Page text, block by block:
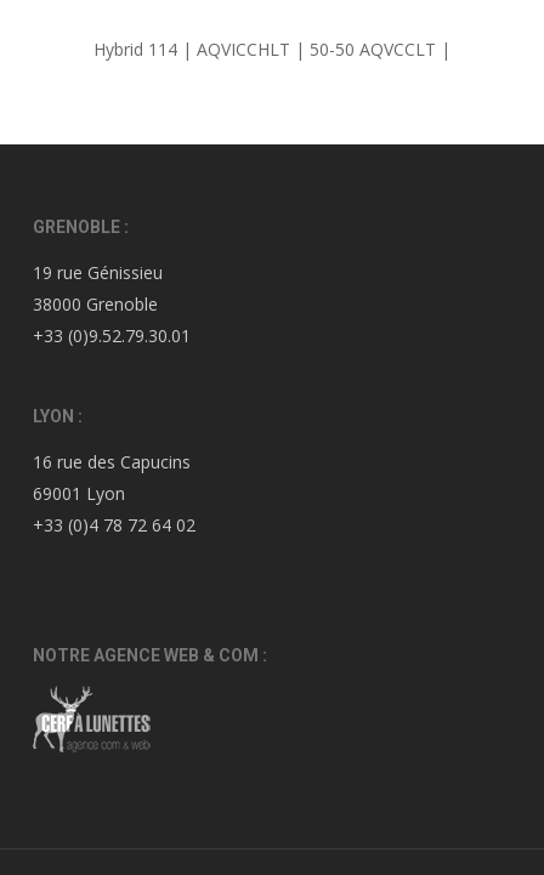
Hybrid 114 | AQVICCHLT | 50-50 AQVCCLT |
GRENOBLE :
19 rue Génissieu
38000 Grenoble
+33 (0)9.52.79.30.01
LYON :
16 rue des Capucins
69001 Lyon
+33 (0)4 78 72 64 02
NOTRE AGENCE WEB & COM :